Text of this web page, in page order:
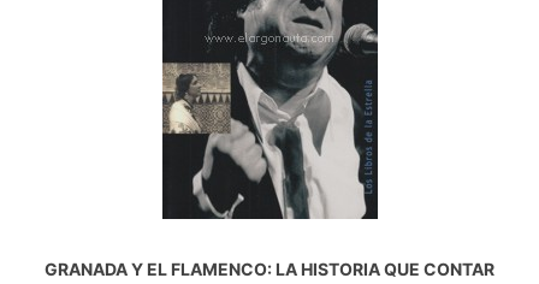
GRANADA Y EL FLAMENCO: LA HISTORIA QUE CONTAR